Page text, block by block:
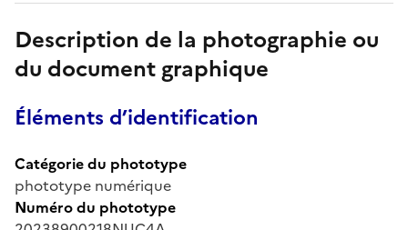
Description de la photographie ou
du document graphique
Éléments d’identification
Catégorie du phototype
phototype numérique
Numéro du phototype